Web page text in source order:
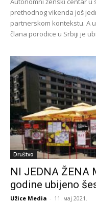
prethodnog vikenda još
partnerskom kontekstu. A
člana porodice u Srbiji je
Društvo
NI JEDNA ŽENA
godine ubijeno
Užice Media - 11. мај 2021.